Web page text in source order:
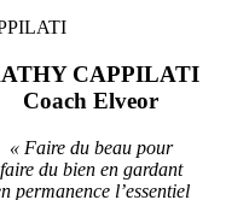
CAPPILATI
Coach Elveor
« Faire du beau pour
faire du bien en gardant
permanence l’essentiel